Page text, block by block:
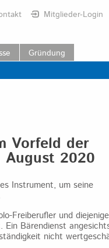
Mitglieder-Login
Gründung
Vorfeld der
August 2020
Instrument, um seine
Freiberufler und
Bärendienst
nicht